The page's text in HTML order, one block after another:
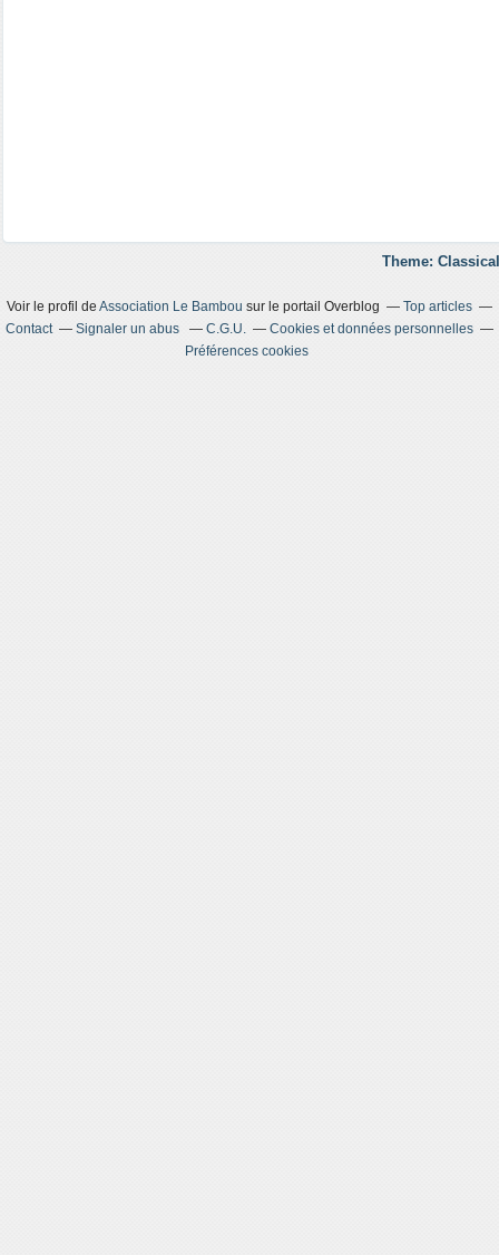
Theme:
Voir le profil de Association Le Bambou sur le portail Overblog
Top articles
Contact
Signaler un abus C.G.U.
Cookies et données personnelles
Préférences cookies